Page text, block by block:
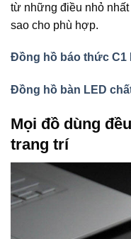
từ những điều nhỏ
sao cho phù hợp.
Đồng hồ báo thức C1
Đồng hồ bàn LED
Mọi đồ dùng
trang trí